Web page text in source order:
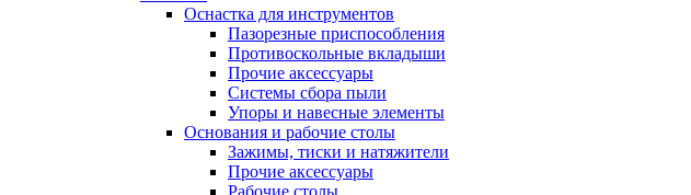
Оснастка для инструментов
Пазорезные приспособления
Противоскольные вкладыши
Прочие аксессуары
Системы сбора пыли
Упоры и навесные элементы
Основания и рабочие столы
Зажимы, тиски и натяжители
Прочие аксессуары
Рабочие столы